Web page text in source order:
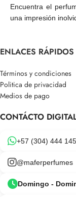
Encuentra el
una impresión
ENLACES RÁPIDOS
Términos y condiciones
Politica de privacidad
Medios de pago
CONTÁCTO
+57 (304) 444
@maferperfumes
Domingo -